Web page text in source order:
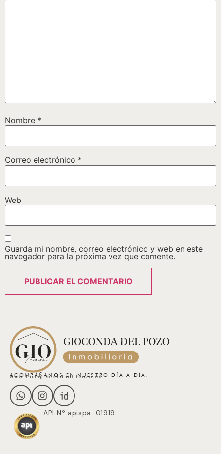
Nombre *
Correo electrónico *
Web
Guarda mi nombre, correo electrónico y web en este
navegador para la próxima vez que comente.
ACOMPÁÑANOS EN NUESTRO DÍA A DÍA.
www.inmogiocondadelpozo.es
API Nº apispa_01919